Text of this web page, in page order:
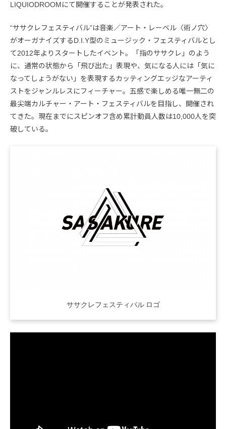
LIQUIODROOMにて開催することが発表された。
“ササクレフェスティバル”は音楽／アート・レーベル〈術ノ穴〉
がオーガナイズするD.I.Y型のミュージック・フェスティバルとし
て2012年よりスタートしたイベント。「指のササクレ」のよう
に、通常の状態から「飛び出た」表現や、気になる人には「気に
なってしょうがない」を表現するカッティングエッジなアーティ
ストをジャンルレスにフィーチャー。五感で楽しめる唯一無二の
最尖端カルチャー・アート・フェスティバルを目指し、開催され
てきた。現在までにスピンオフ含め累計動員人数は10,000人を突
破している。
ササクレフェスティバル ロゴ